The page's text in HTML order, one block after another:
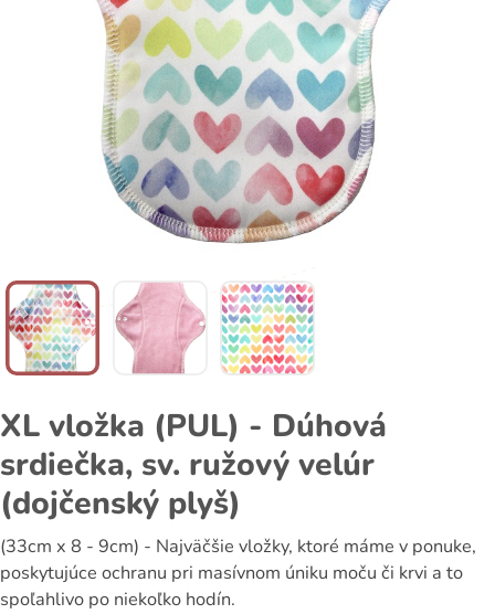
XL vložka (PUL) - Dúhová
srdiečka, sv. ružový velúr
(dojčenský plyš)
(33cm x 8 - 9cm) - Najväčšie vložky, ktoré máme v ponuke,
poskytujúce ochranu pri masívnom úniku moču či krvi a to
spoľahlivo po niekoľko hodín.